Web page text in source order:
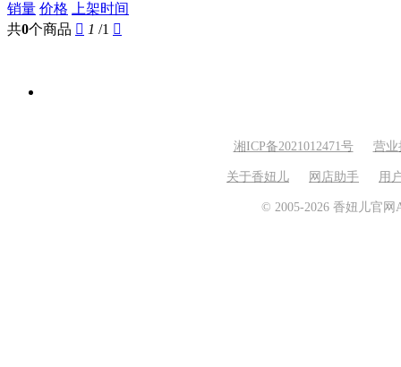
销量 价格 上架时间
共0个商品  1 /1 
湘ICP备2021012471号 营业
关于香妞儿 网店助手 用
© 2005-2026 香妞儿官